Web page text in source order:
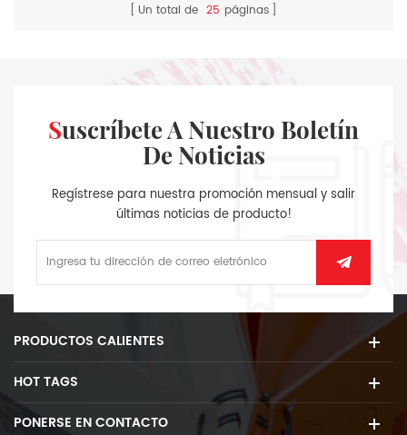
Un total de 25 páginas
Suscríbete A Nuestro Boletín
De Noticias
Regístrese para nuestra promoción mensual y salir
últimas noticias de producto!
PRODUCTOS CALIENTES
HOT TAGS
PONERSE EN CONTACTO